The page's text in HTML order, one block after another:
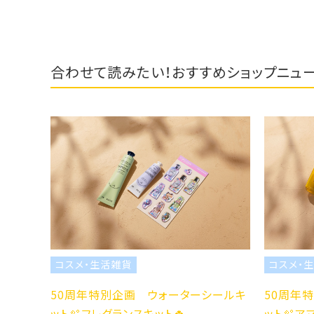
合わせて読みたい！おすすめショップニュ
メ・生活雑貨
年特別企画 ウォーターシールキ
コスメ・生活雑貨
50周年特別企画 ウ